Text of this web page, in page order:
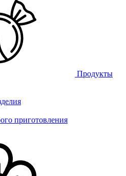
Продукты
приготовления